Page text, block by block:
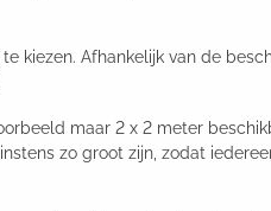
kiezen. Afhankelijk van de
maar 2 x 2 meter
zo groot zijn, zodat